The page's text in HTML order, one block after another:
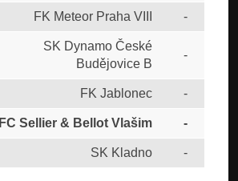
FK Meteor Praha VIII -
SK Dynamo České
Budějovice B
-
FK Jablonec -
FC Sellier & Bellot Vlašim -
SK Kladno -